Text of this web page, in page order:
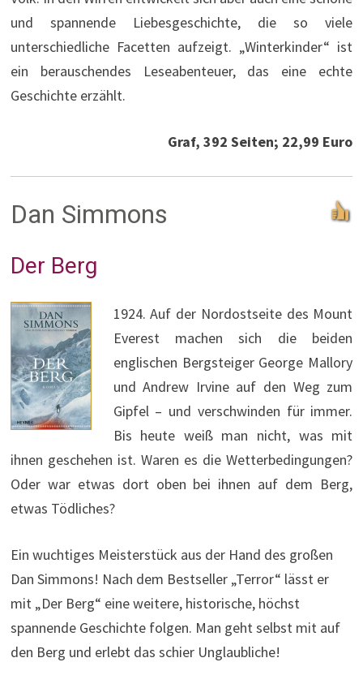
und spannende Liebesgeschichte, die so viele
unterschiedliche Facetten aufzeigt. „Winterkinder“ ist
ein berauschendes Leseabenteuer, das eine echte
Geschichte erzählt.
Graf, 392 Seiten; 22,99 Euro
Dan Simmons
Der Berg
1924. Auf der Nordostseite des Mount
Everest machen sich die beiden
englischen Bergsteiger George Mallory
und Andrew Irvine auf den Weg zum
Gipfel – und verschwinden für immer.
Bis heute weiß man nicht, was mit
ihnen geschehen ist. Waren es die Wetterbedingungen?
Oder war etwas dort oben bei ihnen auf dem Berg,
etwas Tödliches?
Ein wuchtiges Meisterstück aus der Hand des großen
Dan Simmons! Nach dem Bestseller „Terror“ lässt er
mit „Der Berg“ eine weitere, historische, höchst
spannende Geschichte folgen. Man geht selbst mit auf
den Berg und erlebt das schier Unglaubliche!